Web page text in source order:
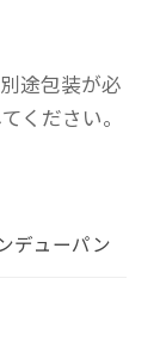
途包装が必
ください。
デューパン